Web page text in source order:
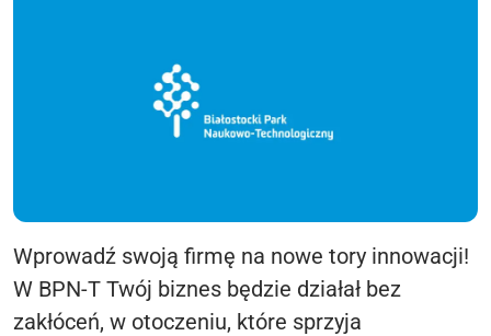
Wprowadź swoją firmę na nowe tory innowacji!
W BPN-T Twój biznes będzie działał bez
zakłóceń, w otoczeniu, które sprzyja